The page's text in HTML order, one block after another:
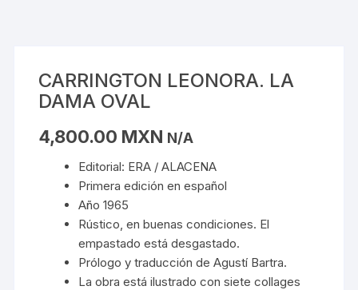
CARRINGTON LEONORA. LA
DAMA OVAL
4,800.00 MXN N/A
Editorial: ERA / ALACENA
Primera edición en español
Año 1965
Rústico, en buenas condiciones. El
empastado está desgastado.
Prólogo y traducción de Agustí Bartra.
La obra está ilustrado con siete collages